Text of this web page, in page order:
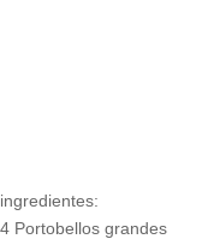
ingredientes:
4 Portobellos grandes